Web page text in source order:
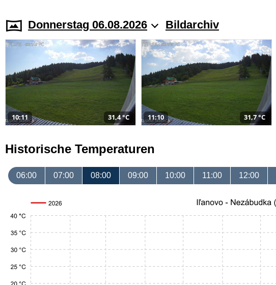
Donnerstag 06.08.2026 Bildarchiv
10:11 31,4 °C 11:10 31,7 °C
Historische Temperaturen
06:00 07:00 08:00 09:00 10:00 11:00 12:00